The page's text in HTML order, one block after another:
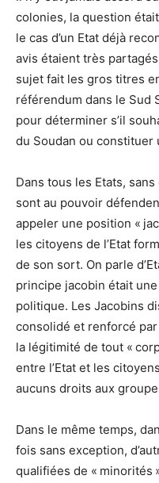
colonies, la question
le cas d’un Etat déjà
avis étaient très
sujet fait les gros titres
référendum dans le Sud
pour déterminer s’il
du Soudan ou constituer
Dans tous les Etats,
sont au pouvoir
appeler une position «
les citoyens de l’Etat
de son sort. On parle
principe jacobin était
politique. Les Jacobins
consolidé et renforcé
la légitimité de tout «
entre l’Etat et les
aucuns droits aux
Dans le même temps,
fois sans exception,
qualifiées de « minorités